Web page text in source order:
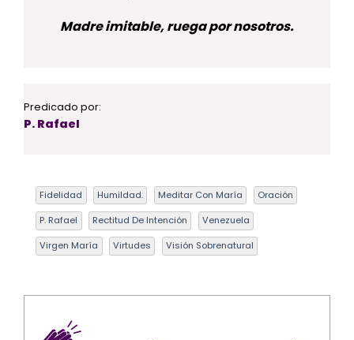
Madre imitable, ruega por nosotros.
Predicado por:
P. Rafael
Fidelidad Humildad. Meditar Con María Oración
P. Rafael Rectitud De Intención Venezuela
Virgen María Virtudes Visión Sobrenatural